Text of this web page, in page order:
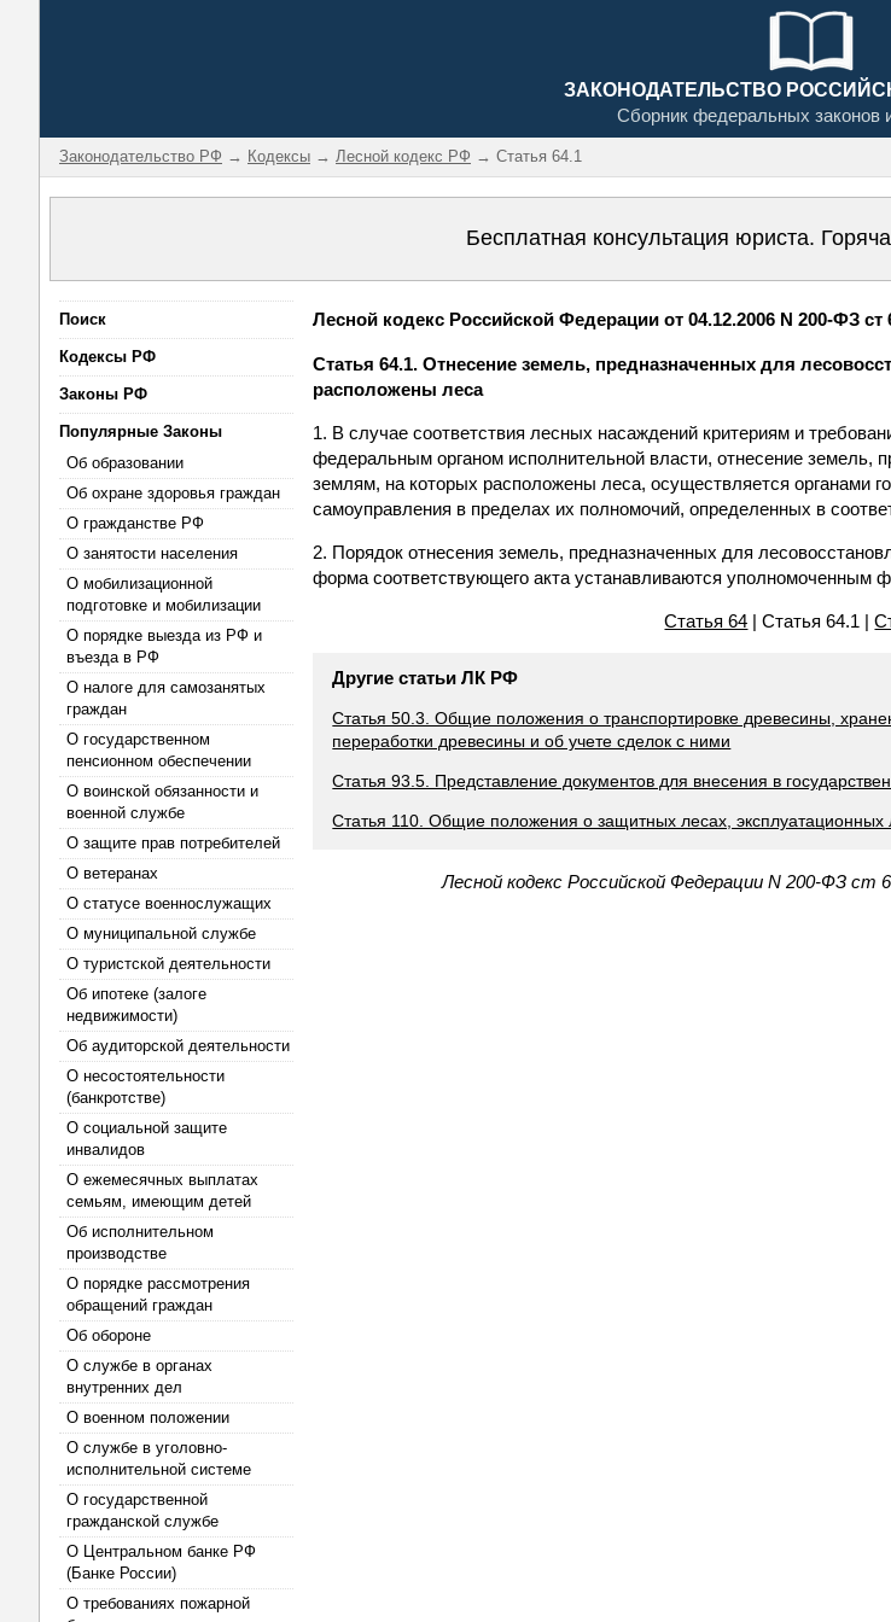
ЗАКОНОДАТЕЛЬСТВО
Сборник федеральных законов
Законодательство РФ → Кодексы → Лесной кодекс РФ → Статья 64.1
Бесплатная консультация юриста.
Поиск
Кодексы РФ
Законы РФ
Популярные Законы
Об образовании
Об охране здоровья граждан
О гражданстве РФ
О занятости населения
О мобилизационной
подготовке и мобилизации
О порядке выезда из РФ и
въезда в РФ
О налоге для самозанятых
граждан
О государственном
пенсионном обеспечении
О воинской обязанности и
военной службе
О защите прав потребителей
О ветеранах
О статусе военнослужащих
О муниципальной службе
О туристской деятельности
Об ипотеке (залоге
недвижимости)
Об аудиторской деятельности
О несостоятельности
(банкротстве)
О социальной защите
инвалидов
О ежемесячных выплатах
семьям, имеющим детей
Об исполнительном
производстве
О порядке рассмотрения
обращений граждан
Об обороне
О службе в органах
внутренних дел
О военном положении
О службе в уголовно-
исполнительной системе
О государственной
гражданской службе
О Центральном банке РФ
(Банке России)
О требованиях пожарной
Лесной кодекс Российской Федерации от 04.12.2006 N 200-ФЗ ст
Статья 64.1. Отнесение земель, предназначенных для
расположены леса
1. В случае соответствия лесных насаждений критериям и
федеральным органом исполнительной власти, отнесение земель,
землям, на которых расположены леса, осуществляется органами
самоуправления в пределах их полномочий, определенных в
2. Порядок отнесения земель, предназначенных для
форма соответствующего акта устанавливаются уполномоченным
Статья 64 | Статья 64.1 |
Другие статьи ЛК РФ
Статья 50.3. Общие положения о транспортировке древесины,
переработки древесины и об учете сделок с ними
Статья 93.5. Представление документов для внесения в
Статья 110. Общие положения о защитных лесах, эксплуатационных
Лесной кодекс Российской Федерации N 200-ФЗ ст